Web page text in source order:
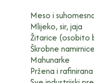
Meso i
Mlijeko, sir, jaja
Žitarice (osobito
Škrobne
Mahunarke
Pržena i